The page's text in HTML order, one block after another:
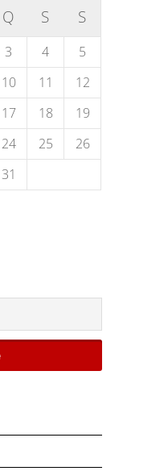
Q S S
3 4
5
10 11
12
17 18
19
24 25
26
31